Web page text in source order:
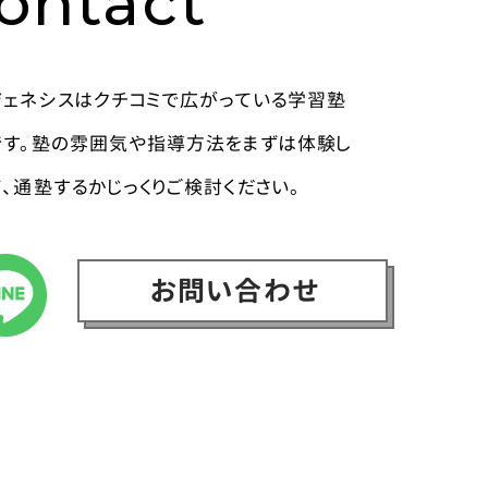
ネシスはクチコミで広がっている学習塾
。塾の雰囲気や指導方法をまずは体験し
通塾するかじっくりご検討ください。
お問い合わせ